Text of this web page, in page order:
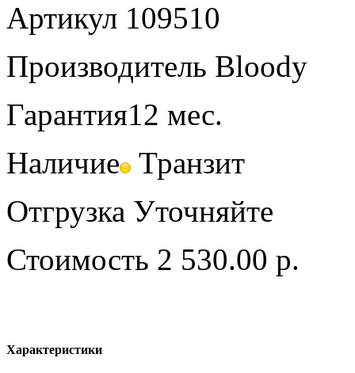
Артикул 109510
Производитель Bloody
Гарантия12 мес.
Наличие Транзит
Отгрузка Уточняйте
Стоимость 2 530.00 р.
Характеристики